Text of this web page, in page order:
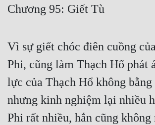
Hậu Cung
Truyện Convert
Truyện Dịch
Truyện Nhập Môn
Chương 95: Giết Tù
Vì sự giết chóc điên cuồng
Phi, cũng làm Thạch Hổ phát
lực của Thạch Hổ không
nhưng kinh nghiệm lại nhiều
Phi rất nhiều, hắn cũng không